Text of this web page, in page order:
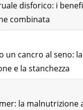
disforico: i
combinata
un cancro al seno:
e la stanchezza
la malnutrizione